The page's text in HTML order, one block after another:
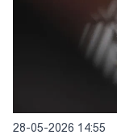
28-05-2026 14:55